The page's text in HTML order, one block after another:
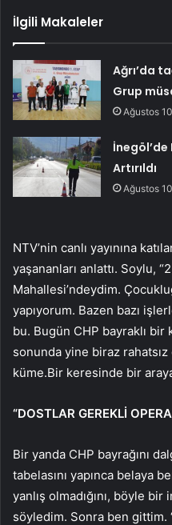
İlgili Makaleler
Ağrı’da
Grup
Ağustos
Artırıldı
Ağustos
NTV’nin canlı yayınına
yaşananları anlattı. Soylu,
Mahallesi’ndeydim.
yapıyorum. Bazen bazı
bu. Bugün CHP bayraklı bir
sonunda yine biraz
küme.Bir keresinde bir
“DOSTLAR GEREKLİ
Bir yanda CHP bayrağını
tabelasını yapınca belaya
yanlış olmadığını, böyle
söyledim. Sonra ben gittim.